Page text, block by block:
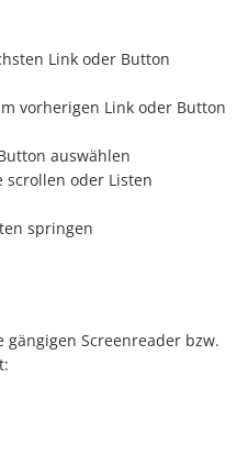
Link oder Button
vorherigen Link oder Button
auswählen
scrollen oder Listen
springen
Screenreader bzw.